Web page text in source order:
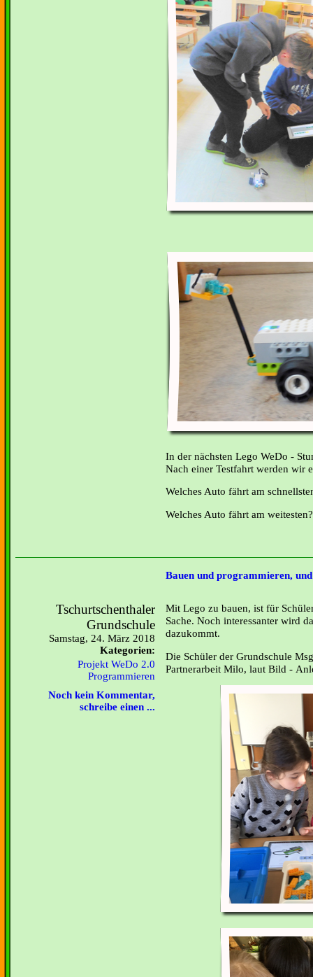
In der nächsten Lego WeDo -
Nach einer Testfahrt werden wir
Welches Auto fährt am
Welches Auto fährt am weitesten?
Bauen und programmieren,
Tschurtschenthaler
Grundschule
Samstag, 24. März 2018
Kategorien:
Projekt WeDo 2.0
Programmieren
Noch kein Kommentar,
schreibe einen ...
Mit Lego zu bauen, ist für
Sache. Noch interessanter wird
dazukommt.
Die Schüler der Grundschule
Partnerarbeit Milo, laut Bild -